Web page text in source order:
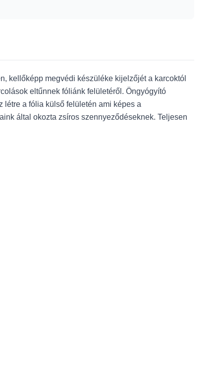
kellőképp megvédi készüléke kijelzőjét a karcoktól
eltűnnek fóliánk felületéről. Öngyógyító
a fólia külső felületén ami képes a
által okozta zsíros szennyeződéseknek. Teljesen